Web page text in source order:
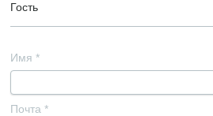
Гость
Имя *
Почта *